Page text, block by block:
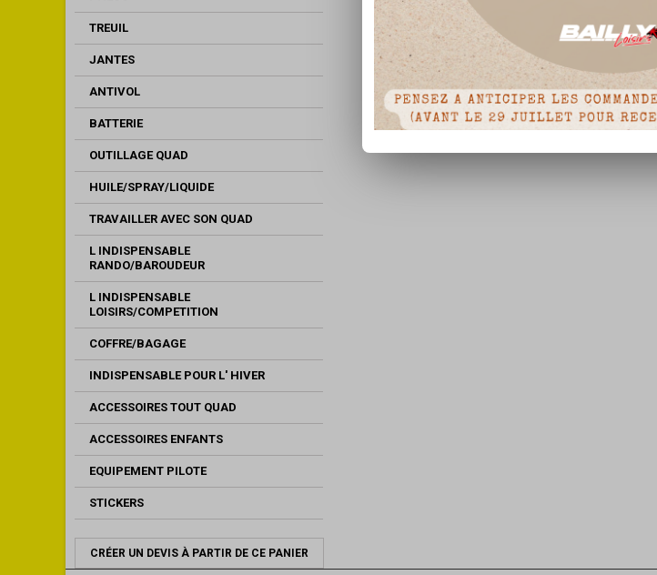
TREUIL
JANTES
ANTIVOL
BATTERIE
OUTILLAGE QUAD
HUILE/SPRAY/LIQUIDE
TRAVAILLER AVEC SON QUAD
L INDISPENSABLE
RANDO/BAROUDEUR
L INDISPENSABLE
LOISIRS/COMPETITION
COFFRE/BAGAGE
INDISPENSABLE POUR L' HIVER
ACCESSOIRES TOUT QUAD
ACCESSOIRES ENFANTS
EQUIPEMENT PILOTE
STICKERS
CRÉER UN DEVIS À PARTIR DE CE PANIER